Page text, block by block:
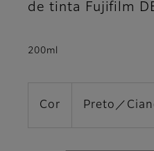
de tinta Fujifilm
200ml
Cor Preto／